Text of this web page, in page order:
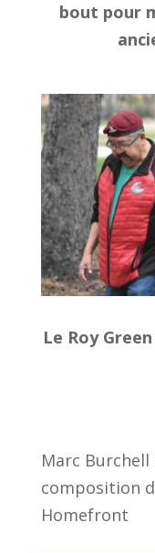
bout pour
Le Roy
Marc
composition
Homefront